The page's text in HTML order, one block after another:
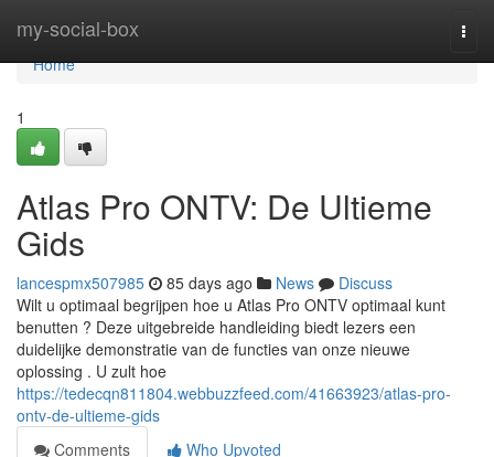
my-social-box
Home
Home
1
Atlas Pro ONTV: De Ultieme
Gids
lancespmx507985 85 days ago News
Discuss
Wilt u optimaal begrijpen hoe u Atlas Pro ONTV optimaal kunt
benutten ? Deze uitgebreide handleiding biedt lezers een
duidelijke demonstratie van de functies van onze nieuwe
oplossing . U zult hoe
https://tedecqn811804.webbuzzfeed.com/41663923/atlas-pro-
ontv-de-ultieme-gids
Comments
Who Upvoted